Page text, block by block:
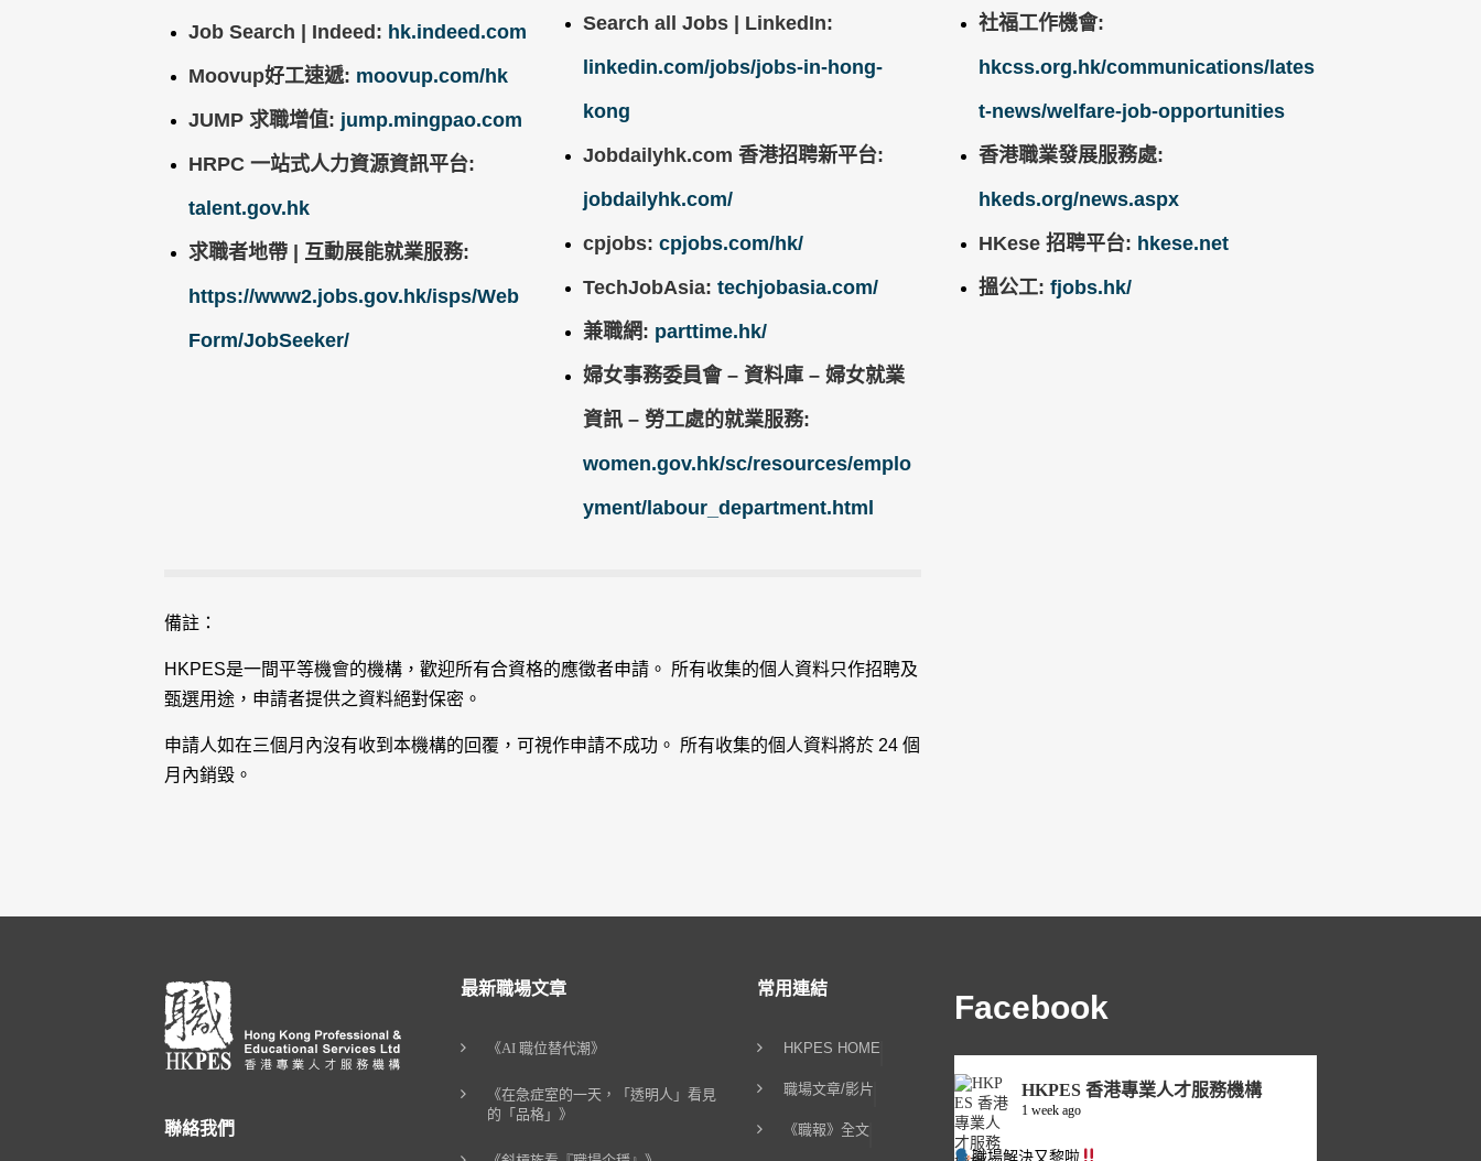
Job Search | Indeed: hk.indeed.com
Moovup好工速遞: moovup.com/hk
JUMP 求職增值: jump.mingpao.com
HRPC 一站式人力資源資訊平台:
talent.gov.hk
求職者地帶 | 互動展能就業服務:
https://www2.jobs.gov.hk/isps/Web
Form/JobSeeker/
Search all Jobs | LinkedIn:
linkedin.com/jobs/jobs-in-hong-
kong
Jobdailyhk.com 香港招聘新平台:
jobdailyhk.com/
cpjobs:cpjobs.com/hk/
TechJobAsia:techjobasia.com/
兼職網: parttime.hk/
婦女事務委員會 – 資料庫 – 婦女就業
資訊 – 勞工處的就業服務:
women.gov.hk/sc/resources/emplo
yment/labour_department.html
社福工作機會:
hkcss.org.hk/communications/lates
t-news/welfare-job-opportunities
香港職業發展服務處:
hkeds.org/news.aspx
HKese 招聘平台: hkese.net
搵公工: fjobs.hk/
備註：
HKPES是一間平等機會的機構，歡迎所有合資格的應徵者申請。 所有收集的個人資料只作招聘及
甄選用途，申請者提供之資料絕對保密。
申請人如在三個月內沒有收到本機構的回覆，可視作申請不成功。 所有收集的個人資料將於 24 個
月內銷毀。
聯絡我們
最新職場文章
《AI 職位替代潮》
《在急症室的一天，「透明人」看見
的「品格」》
常用連結
HKPES HOME
職場文章/影片
《職報》全文
Facebook
HKPES 香港專業人才服務機構
1 week ago
職場解決又黎啦